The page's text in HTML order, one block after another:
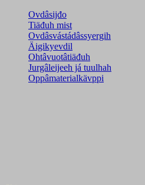
Ovdâsijđo
Tiäđuh mist
Ovdâsvástádâssyergih
Äigikyevdil
Ohtâvuotâtiäđuh
Jurgâleijeeh já tuulhah
Oppâmaterialkävppi